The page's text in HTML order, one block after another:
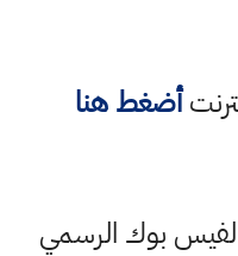
أضغط هنا
بوك الرسمي